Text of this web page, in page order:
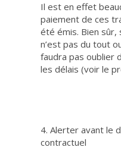
Il est en effet
paiement de ces
été émis. Bien sûr,
n’est pas du tout
faudra pas oublier
les délais (voir le
4. Alerter avant le
contractuel